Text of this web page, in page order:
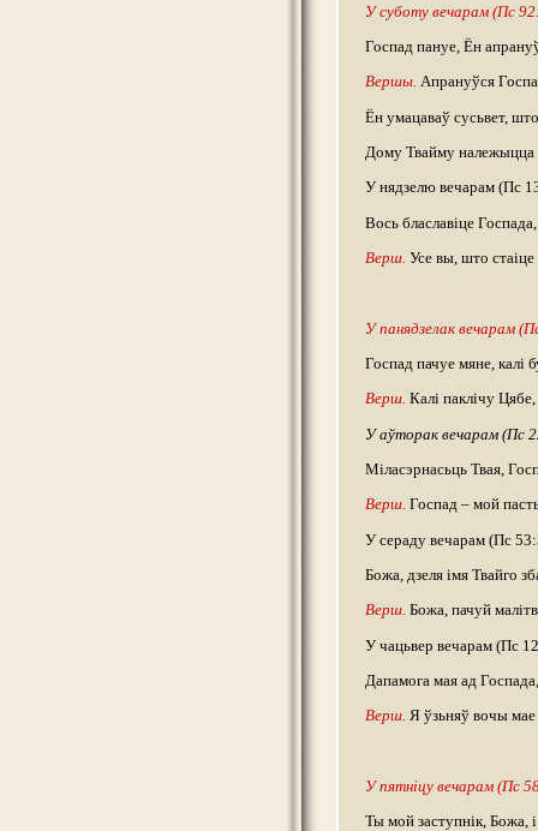
У суботу вечарам (Пс
Госпад пануе, Ён
Вершы. Апрануўся
Ён умацаваў сусьвет,
Дому Твайму належыцца
У нядзелю вечарам (Пс
Вось блаславіце
Верш. Усе вы, што
У панядзелак вечарам
Госпад пачуе мяне, калі
Верш. Калі паклічу
У аўторак вечарам (Пс
Міласэрнасьць Твая,
Верш. Госпад – мой
У сераду вечарам (Пс
Божа, дзеля імя Твайго
Верш. Божа, пачуй
У чацьвер вечарам (Пс
Дапамога мая ад
Верш. Я ўзьняў вочы мае
У пятніцу вечарам (Пс
Ты мой заступнік, Божа,